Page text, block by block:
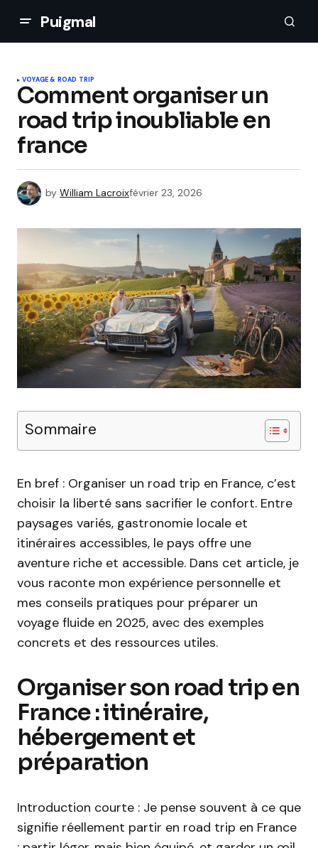
Puigmal
VOYAGE & ROAD TRIP
Comment organiser un
road trip inoubliable en
france
by William Lacroixfévrier 23, 2026
Sommaire
En bref : Organiser un road trip en France, c’est
choisir la liberté sans sacrifier le confort. Entre
paysages variés, gastronomie locale et
itinéraires accessibles, le pays offre une
aventure riche et accessible. Dans cet article, je
vous raconte mon expérience personnelle et
mes conseils pratiques pour préparer un
voyage fluide en 2025, avec des exemples
concrets et des ressources utiles.
Organiser son road trip en
France : itinéraire,
hébergement et
préparation
Introduction courte : Je pense souvent à ce que
signifie réellement partir en road trip en France